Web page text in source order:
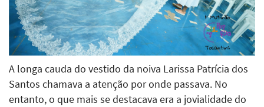
A longa cauda do vestido da noiva Larissa Patrícia dos
Santos chamava a atenção por onde passava. No
entanto, o que mais se destacava era a jovialidade do